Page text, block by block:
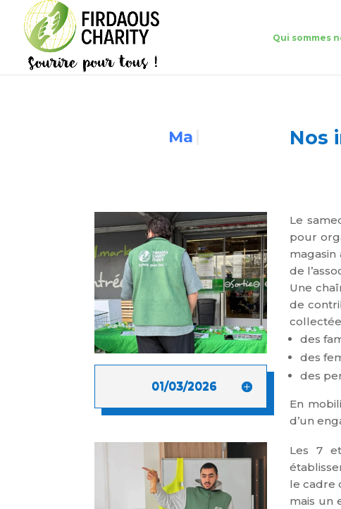
Qui sommes
Nos
01/03/2026
Le
pour
de
Une
de
des
des
des
En
d’un
Les 7
le cadre
mais un